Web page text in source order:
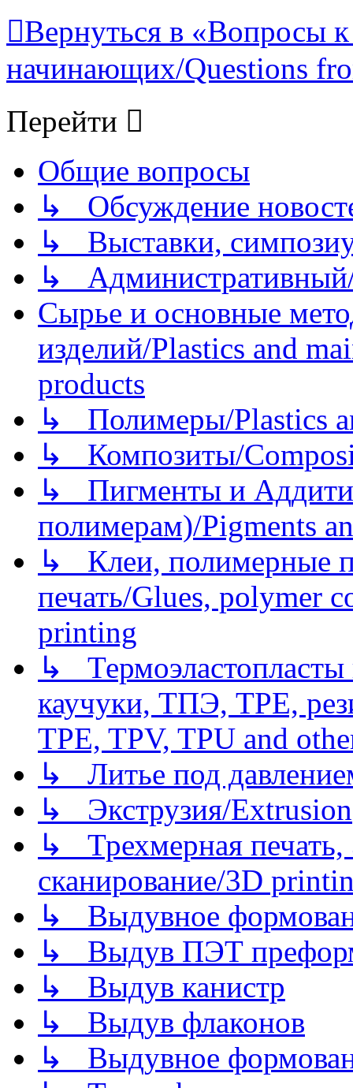
Вернуться в «Вопросы
начинающих/Questions
Перейти
Общие вопросы
↳ Обсуждение
↳ Выставки,
↳
Сырье и основные
изделий/Plastics and
products
↳ Полимеры/Plastics
↳ Композиты/
↳ Пигменты и
полимерам)/Pigments
↳ Клеи, полимерные
печать/Glues, polymer
printing
↳
каучуки, ТПЭ, TPE,
TPE, TPV, TPU and
↳ Литье под
↳ Экструзия/Extrusion
↳ Трехмерная
сканирование/3D
↳ Выдувное
↳ Выдув ПЭТ
↳ Выдув канистр
↳ Выдув флаконов
↳ Выдувное